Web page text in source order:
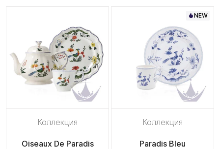
Коллекция
Oiseaux De Paradis
NEW
Коллекция
Paradis Bleu